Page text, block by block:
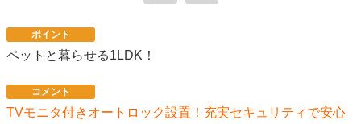
ポイント
ペットと暮らせる1LDK！
コメント
TVモニタ付きオートロック設置！充実セキュリティで安心